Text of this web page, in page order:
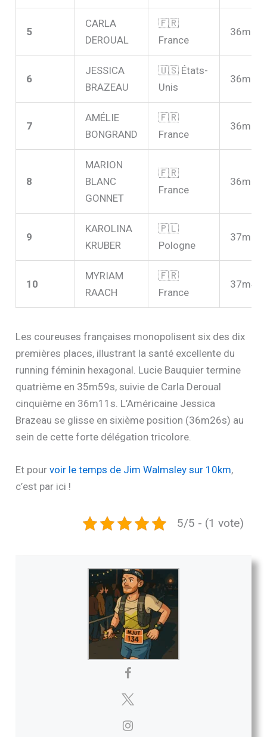
5
CARLA
DEROUAL
🇫🇷
France
6
JESSICA
BRAZEAU
🇺🇸 États-
Unis
7
AMÉLIE
BONGRAND
🇫🇷
France
8
MARION
BLANC
GONNET
🇫🇷
France
9
KAROLINA
KRUBER
🇵🇱
Pologne
10
MYRIAM
RAACH
🇫🇷
France
Les coureuses françaises monopolisent six des dix
premières places, illustrant la santé excellente du
running féminin hexagonal. Lucie Bauquier termine
quatrième en 35m59s, suivie de Carla Deroual
cinquième en 36m11s. L’Américaine Jessica
Brazeau se glisse en sixième position (36m26s) au
sein de cette forte délégation tricolore.
Et pourvoir le temps de Jim Walmsley sur 10km,
c’est par ici !
5/5 - (1 vote)